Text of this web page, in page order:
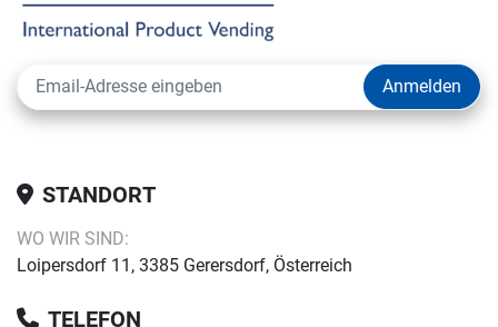
Anmelden
STANDORT
WO WIR SIND:
Loipersdorf 11, 3385 Gerersdorf, Österreich
TELEFON